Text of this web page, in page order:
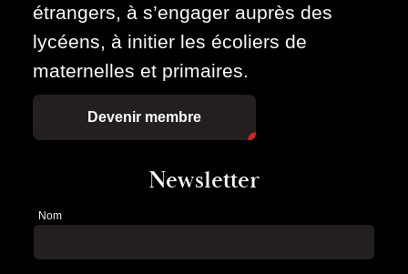
étrangers, à s’engager auprès des
lycéens, à initier les écoliers de
maternelles et primaires.
Devenir membre
Newsletter
Newsletter
Nom